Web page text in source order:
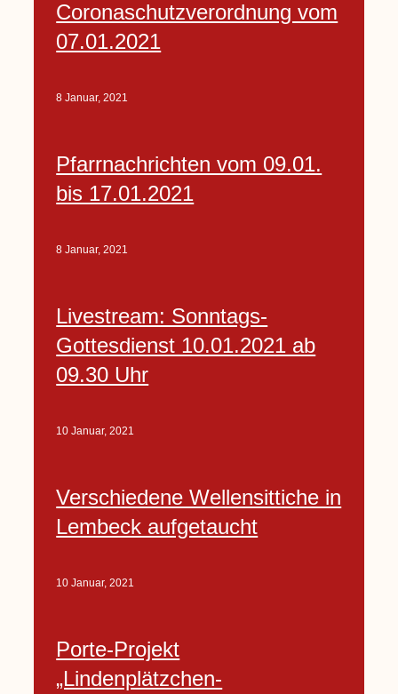
Coronaschutzverordnung vom
07.01.2021
8 Januar, 2021
Pfarrnachrichten vom 09.01.
bis 17.01.2021
8 Januar, 2021
Livestream: Sonntags-
Gottesdienst 10.01.2021 ab
09.30 Uhr
10 Januar, 2021
Verschiedene Wellensittiche in
Lembeck aufgetaucht
10 Januar, 2021
Porte-Projekt
„Lindenplätzchen-